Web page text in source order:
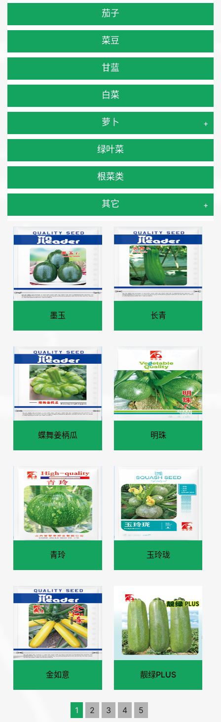
茄子
菜豆
甘蓝
白菜
萝卜 +
绿叶菜
根菜类
其它 +
墨玉 长青
蝶舞姜柄瓜 明珠
青玲 玉玲珑
金如意 靓绿PLUS
1 2 3 4 5